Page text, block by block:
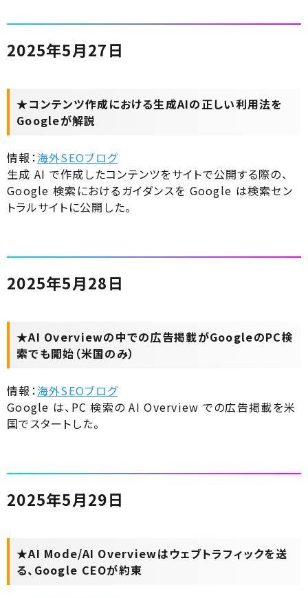
2025年5月27日
★コンテンツ作成における生成AIの正しい利用法を
Googleが解説
情報：海外SEOブログ
生成 AI で作成したコンテンツをサイトで公開する際の、
Google 検索におけるガイダンスを Google は検索セン
トラルサイトに公開した。
2025年5月28日
★AI Overviewの中での広告掲載がGoogleのPC検
索でも開始（米国のみ）
情報：海外SEOブログ
Google は、PC 検索の AI Overview での広告掲載を米
国でスタートした。
2025年5月29日
★AI Mode/AI Overviewはウェブトラフィックを送
る、Google CEOが約束